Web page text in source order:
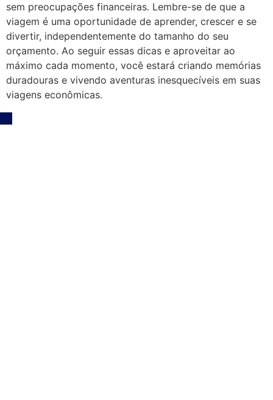
sem preocupações financeiras. Lembre-se de que a
viagem é uma oportunidade de aprender, crescer e se
divertir, independentemente do tamanho do seu
orçamento. Ao seguir essas dicas e aproveitar ao
máximo cada momento, você estará criando memórias
duradouras e vivendo aventuras inesquecíveis em suas
viagens econômicas.